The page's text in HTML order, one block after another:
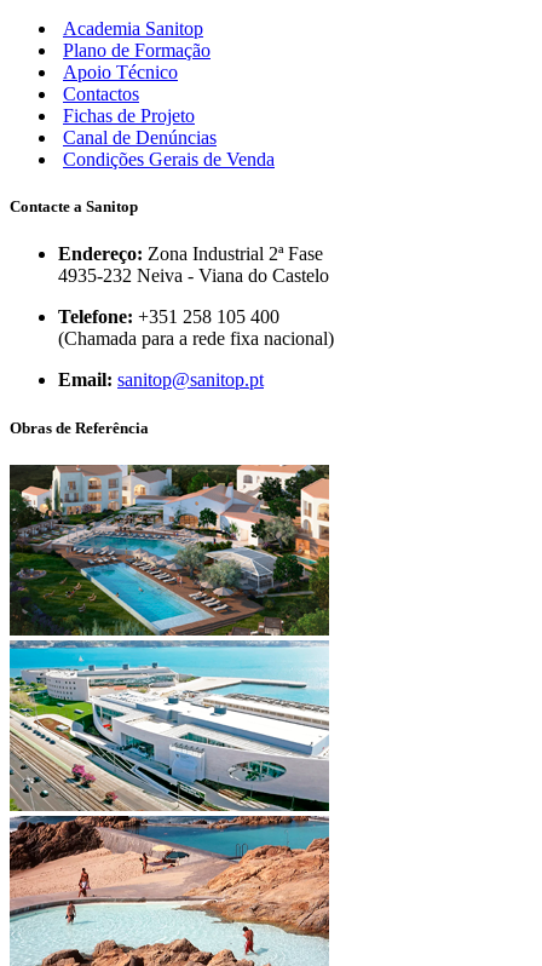
Academia Sanitop
Plano de Formação
Apoio Técnico
Contactos
Fichas de Projeto
Canal de Denúncias
Condições Gerais de Venda
Contacte a Sanitop
Endereço: Zona Industrial 2ª Fase
4935-232 Neiva - Viana do Castelo
Telefone: +351 258 105 400
(Chamada para a rede fixa nacional)
Email: sanitop@sanitop.pt
Obras de Referência